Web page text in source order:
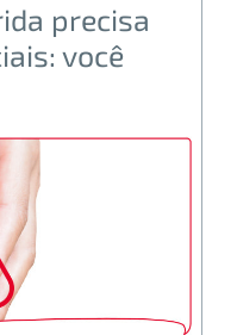
precisa
você